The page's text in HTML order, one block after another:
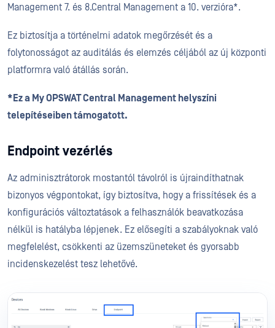
Management 7. és 8.Central Management a 10. verzióra*.
Ez biztosítja a történelmi adatok megőrzését és a
folytonosságot az auditálás és elemzés céljából az új központi
platformra való átállás során.
*Ez a My OPSWAT Central Management helyszíni
telepítéseiben támogatott.
Endpoint vezérlés
Az adminisztrátorok mostantól távolról is újraindíthatnak
bizonyos végpontokat, így biztosítva, hogy a frissítések és a
konfigurációs változtatások a felhasználók beavatkozása
nélkül is hatályba lépjenek. Ez elősegíti a szabályoknak való
megfelelést, csökkenti az üzemszüneteket és gyorsabb
incidenskezelést tesz lehetővé.